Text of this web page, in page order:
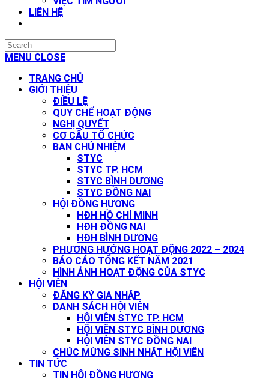
LIÊN HỆ
SEARCH
THIS
MENU CLOSE
TRANG CHỦ
GIỚI THIỆU
ĐIỀU LỆ
QUY CHẾ HOẠT ĐỘNG
NGHỊ QUYẾT
CƠ CẤU TỔ CHỨC
BAN CHỦ NHIỆM
STYC
STYC TP. HCM
STYC BÌNH DƯƠNG
STYC ĐỒNG NAI
HỘI ĐỒNG HƯƠNG
HĐH HỒ CHÍ MINH
HĐH ĐỒNG NAI
HĐH BÌNH DƯƠNG
PHƯƠNG HƯỚNG HOẠT ĐỘNG 2022 – 2024
BÁO CÁO TỔNG KẾT NĂM 2021
HÌNH ẢNH HOẠT ĐỘNG CỦA STYC
HỘI VIÊN
ĐĂNG KÝ GIA NHẬP
DANH SÁCH HỘI VIÊN
HỘI VIÊN STYC TP. HCM
HỘI VIÊN STYC BÌNH DƯƠNG
HỘI VIÊN STYC ĐỒNG NAI
CHÚC MỪNG SINH NHẬT HỘI VIÊN
TIN TỨC
TIN HỘI ĐỒNG HƯƠNG